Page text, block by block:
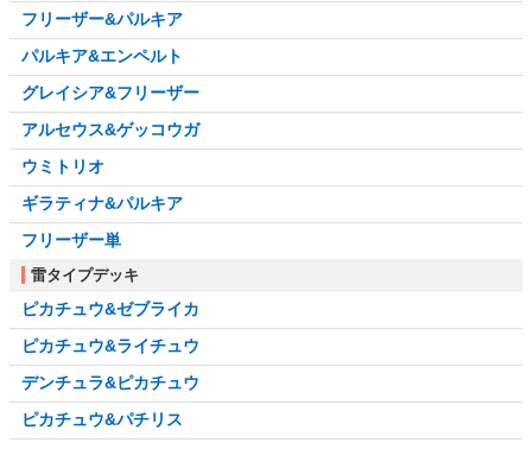
フリーザー&パルキア
パルキア&エンペルト
グレイシア&フリーザー
アルセウス&ゲッコウガ
ウミトリオ
ギラティナ&パルキア
フリーザー単
雷タイプデッキ
ピカチュウ&ゼブライカ
ピカチュウ&ライチュウ
デンチュラ&ピカチュウ
ピカチュウ&パチリス